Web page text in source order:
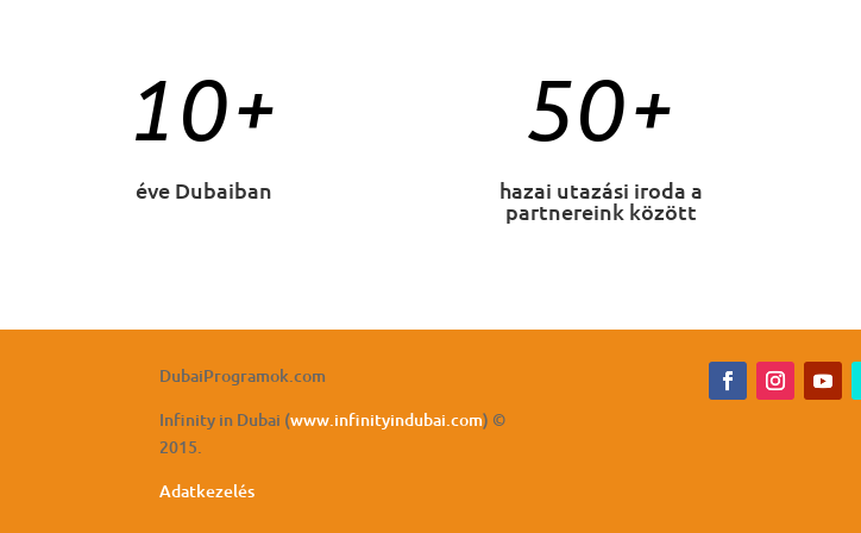
10+
éve Dubaiban
50+
hazai utazási iroda a
partnereink között
DubaiProgramok.com
Infinity in Dubai (www.infinityindubai.com) ©
2015.
Adatkezelés